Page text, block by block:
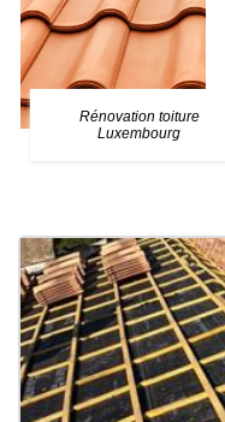
Rénovation toiture
Luxembourg